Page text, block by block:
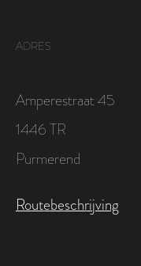
ADRES
Amperestraat 45
1446 TR
Purmerend
Routebeschrijving